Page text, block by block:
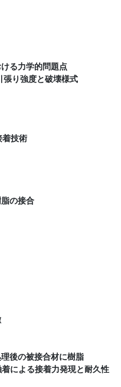
る力学的問題点
り強度と破壊様式
技術
の接合
後の被接合材に樹脂
による接着力発現と耐久性